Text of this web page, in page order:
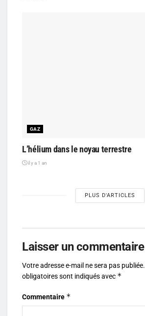
GAZ
L’hélium dans le noyau terrestre
il y a 1 an
PLUS D'ARTICLES
Laisser un commentaire
Votre adresse e-mail ne sera pas publiée.
obligatoires sont indiqués avec *
Commentaire *